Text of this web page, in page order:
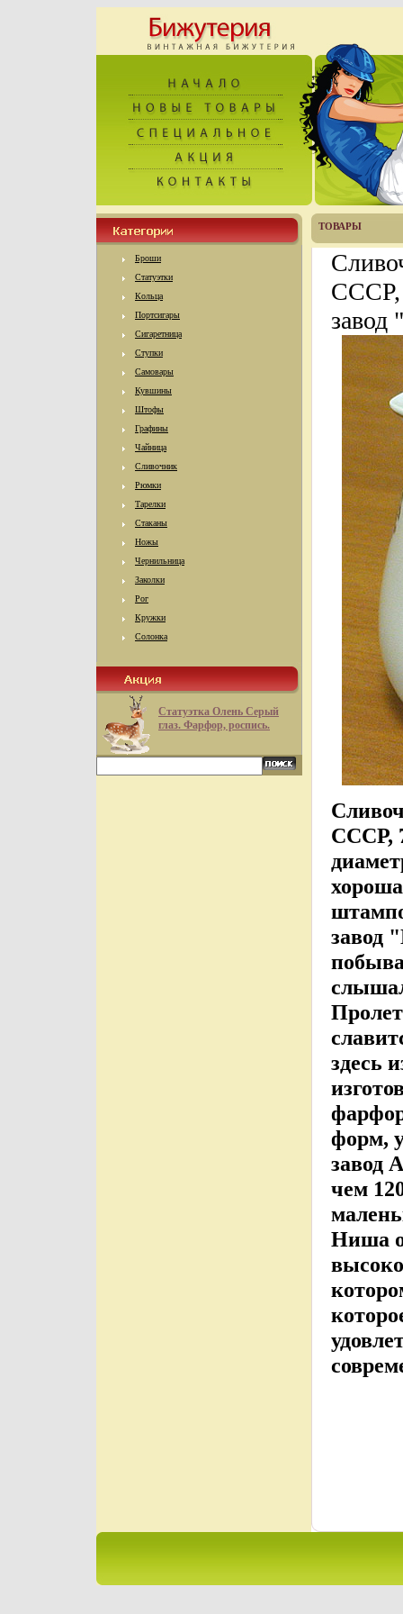
Броши
Статуэтки
Кольца
Портсигары
Сигаретница
Ступки
Самовары
Кувшины
Штофы
Графины
Чайница
Сливочник
Рюмки
Тарелки
Стаканы
Ножы
Чернильница
Заколки
Рог
Кружки
Солонка
Статуэтка Олень Серый
глаз. Фарфор, роспись.
ТОВАРЫ
СССР,
завод
СССР,
завод
здесь
форм,
завод
чем
Ниша